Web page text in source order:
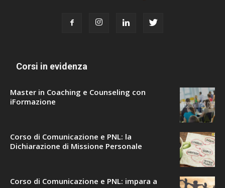
Corsi in evidenza
Master in Coaching e Counseling con
iFormazione
Corso di Comunicazione e PNL: la
Dichiarazione di Missione Personale
Corso di Comunicazione e PNL: impara a